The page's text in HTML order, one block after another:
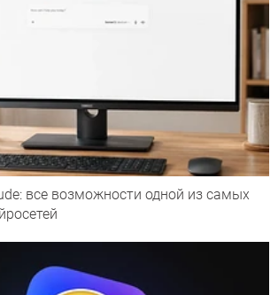
все возможности одной из самых